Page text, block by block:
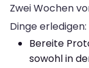
Zwei Wochen
Dinge erledigen:
Bereite
sowohl in